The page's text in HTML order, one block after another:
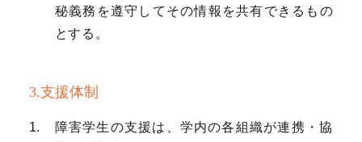
秘義務を遵守してその情報を共有できるもの
とする。
3.支援体制
障害学生の支援は、学内の各組織が連携・協